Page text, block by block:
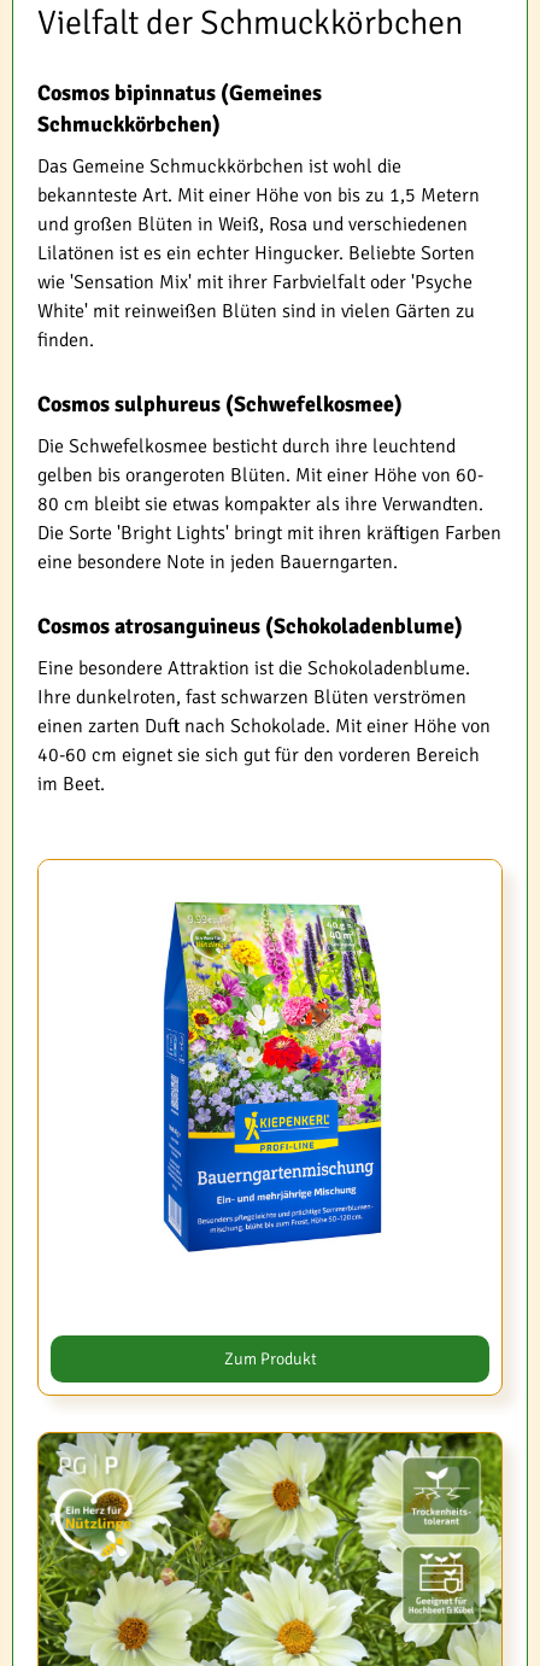
Vielfalt der Schmuckkörbchen
Cosmos bipinnatus (Gemeines
Schmuckkörbchen)
Das Gemeine Schmuckkörbchen ist wohl die
bekannteste Art. Mit einer Höhe von bis zu 1,5 Metern
und großen Blüten in Weiß, Rosa und verschiedenen
Lilatönen ist es ein echter Hingucker. Beliebte Sorten
wie 'Sensation Mix' mit ihrer Farbvielfalt oder 'Psyche
White' mit reinweißen Blüten sind in vielen Gärten zu
finden.
Cosmos sulphureus (Schwefelkosmee)
Die Schwefelkosmee besticht durch ihre leuchtend
gelben bis orangeroten Blüten. Mit einer Höhe von 60-
80 cm bleibt sie etwas kompakter als ihre Verwandten.
Die Sorte 'Bright Lights' bringt mit ihren kräftigen Farben
eine besondere Note in jeden Bauerngarten.
Cosmos atrosanguineus (Schokoladenblume)
Eine besondere Attraktion ist die Schokoladenblume.
Ihre dunkelroten, fast schwarzen Blüten verströmen
einen zarten Duft nach Schokolade. Mit einer Höhe von
40-60 cm eignet sie sich gut für den vorderen Bereich
im Beet.
Zum Produkt